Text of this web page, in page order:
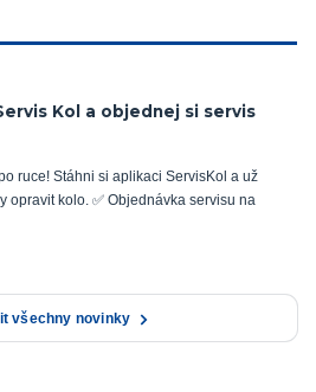
Kol a objednej si servis
ruce! Stáhni si aplikaci ServisKol a už
opravit kolo. ✅ Objednávka servisu na
všechny novinky